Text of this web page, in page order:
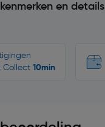
en details
Collect 10min